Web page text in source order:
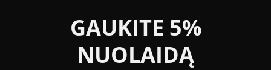
GAUKITE 5%
NUOLAIDĄ